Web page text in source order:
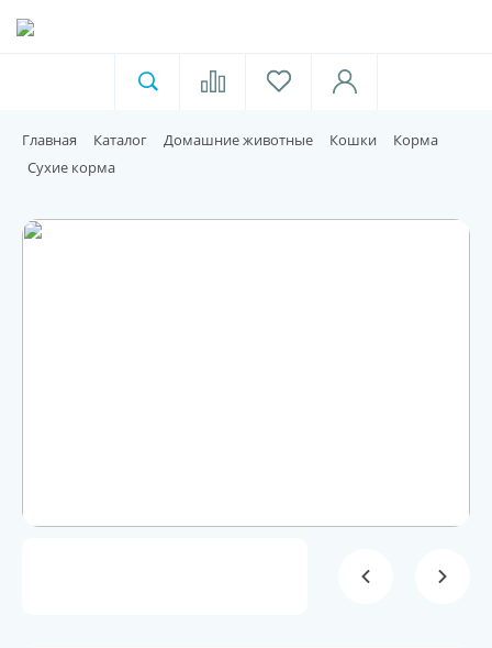
Для пищевой индустрии
Домашние животные
Главная Каталог Домашние животные Кошки
Корма
Сухие корма